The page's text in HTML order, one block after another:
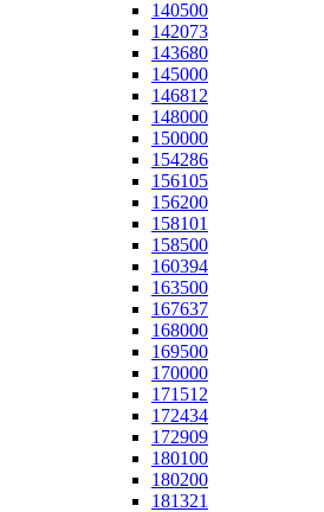
140500
142073
143680
145000
146812
148000
150000
154286
156105
156200
158101
158500
160394
163500
167637
168000
169500
170000
171512
172434
172909
180100
180200
181321